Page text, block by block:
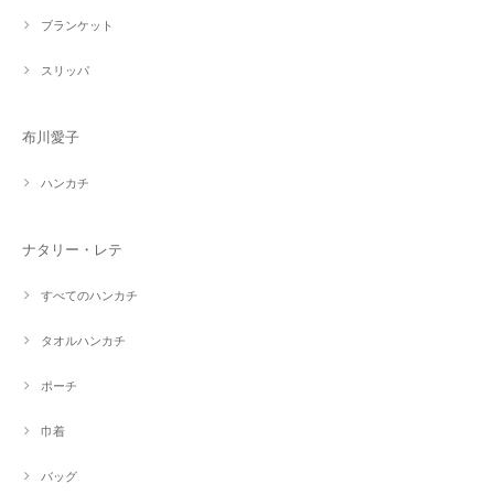
ブランケット
スリッパ
布川愛子
ハンカチ
ナタリー・レテ
すべてのハンカチ
タオルハンカチ
ポーチ
巾着
バッグ